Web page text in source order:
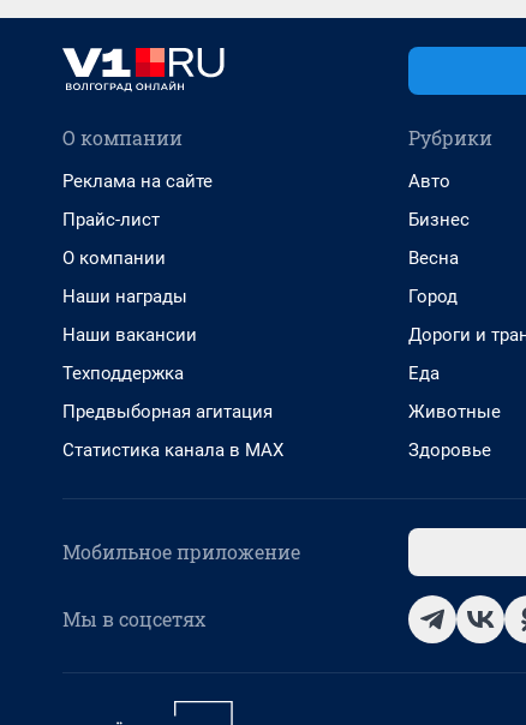
О компании
Реклама на сайте
Прайс-лист
О компании
Наши награды
Наши вакансии
Техподдержка
Предвыборная агитация
Статистика канала в MAX
Рубрики
Авто
Бизнес
Весна
Город
Дороги и
Еда
Животные
Здоровье
Мобильное приложение
Мы в соцсетях